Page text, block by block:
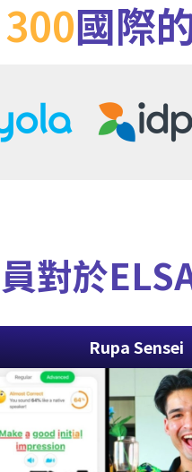
300國際
對於
Rupa Sensei